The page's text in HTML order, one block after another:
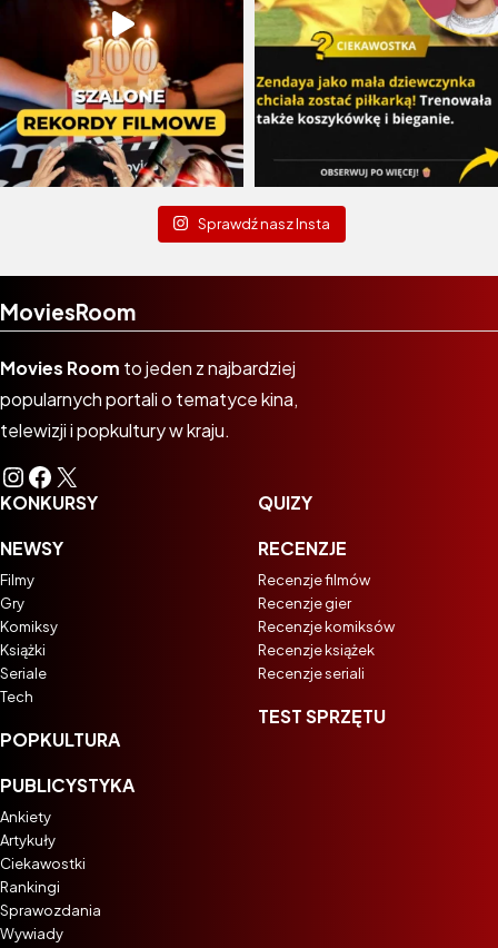
Sprawdź nasz Insta
MoviesRoom
Movies Room to jeden z najbardziej
popularnych portali o tematyce kina,
telewizji i popkultury w kraju.
Instagram
Facebook
X
KONKURSY
NEWSY
Filmy
Gry
Komiksy
Książki
Seriale
Tech
POPKULTURA
PUBLICYSTYKA
Ankiety
Artykuły
Ciekawostki
Rankingi
Sprawozdania
Wywiady
QUIZY
RECENZJE
Recenzje filmów
Recenzje gier
Recenzje komiksów
Recenzje książek
Recenzje seriali
TEST SPRZĘTU